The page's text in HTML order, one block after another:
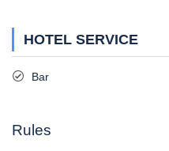
HOTEL SERVICE
Bar
Rules